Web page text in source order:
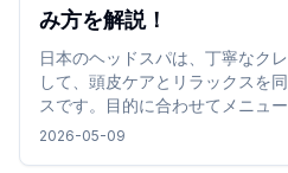
み方を解説！
日本のヘッドスパは、丁寧なク
して、頭皮ケアとリラックスを
スです。目的に合わせてメニュ
入れることで、リフレッシュで
2026-05-09